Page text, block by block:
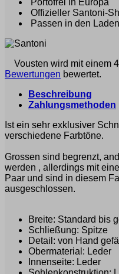
Offizieller Santoni-
Passen in den Laden
Vousten wird mit einem
Bewertungen bewertet.
Beschreibung
Zahlungsmethoden
Ist ein sehr exklusiver
verschiedene Farbtöne.
Grossen sind begrenzt,
werden , allerdings mit
Paar und sind in diesem
ausgeschlossen.
Breite: Standard bis
Schließung: Spitze
Detail: von Hand
Obermaterial: Leder
Innenseite: Leder